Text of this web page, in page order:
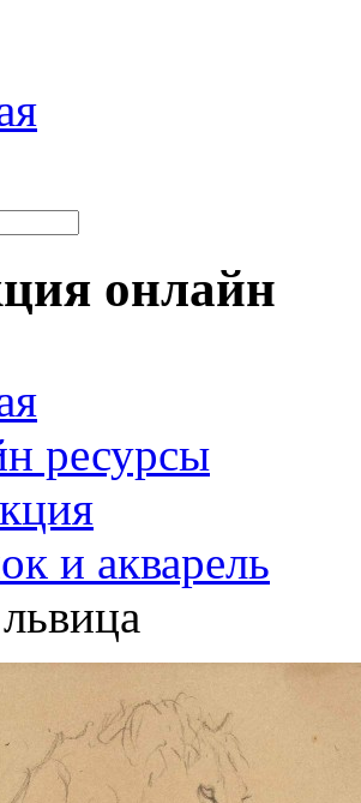
онлайн
ресурсы
и акварель